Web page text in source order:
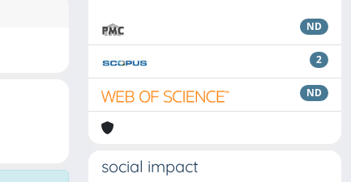
ND
2
ND
social impact